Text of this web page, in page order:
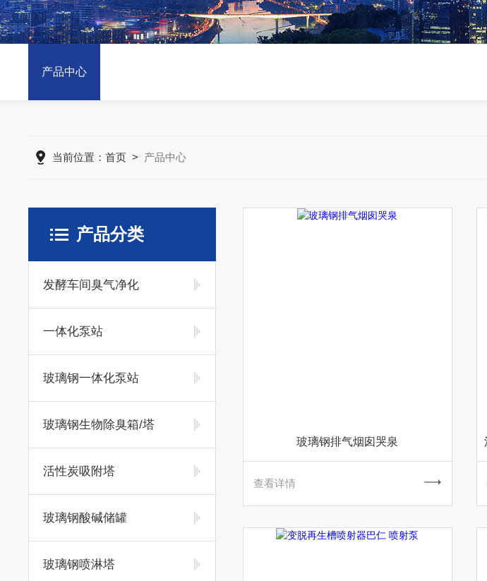
产品中心
当前位置：首页 > 产品中心
产品分类
发酵车间臭气净化
一体化泵站
玻璃钢一体化泵站
玻璃钢生物除臭箱/塔
活性炭吸附塔
玻璃钢酸碱储罐
玻璃钢喷淋塔
玻璃钢排气烟囱哭泉
查看详情